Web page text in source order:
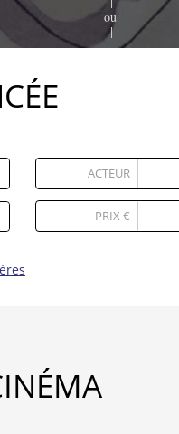
ou
ACTEUR
PRIX €